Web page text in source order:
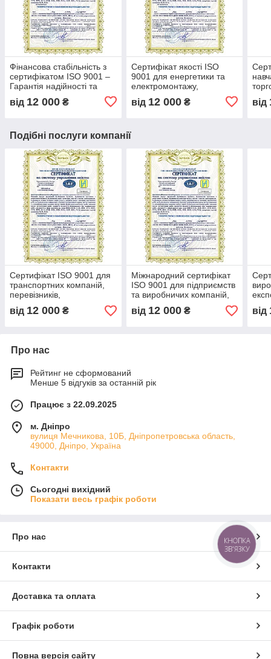
Фінансова стабільність з
сертифікатом ISO 9001 –
Гарантія надійності та
прозорості бізнесу, довіра
партнерів та інвесторів
від 12 000 ₴
Сертифікат якості ISO
9001 для енергетики та
електромонтажу,
контроль якості,
від 12 000₴
ISO
від
Подібні послуги компанії
Сертифікат ISO 9001 для
транспортних компаній,
перевізників,
експрес-доставки,
від 12 000 ₴
Міжнародний сертифікат
ISO 9001 для підприємств
та виробничих компаній,
тендерна документація
від 12 000₴ від
Про нас
Рейтинг не сформований
Менше 5 відгуків за останній рік
Працює з 22.09.2025
м. Дніпро
вулиця Мечникова, 10Б, Дніпропетровська область,
49000, Дніпро, Україна
Контакти
Сьогодні вихідний
Показати весь графік роботи
Про нас
Контакти
Доставка та оплата
Графік роботи
Повна версія сайту
КНОПКА
ЗВ'ЯЗКУ